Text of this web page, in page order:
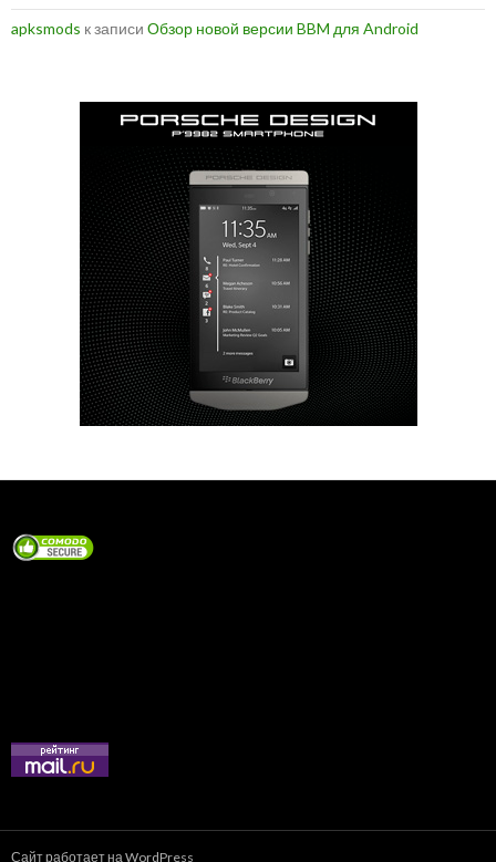
apksmods к записи Обзор новой версии BBM для Android
Сайт работает на WordPress